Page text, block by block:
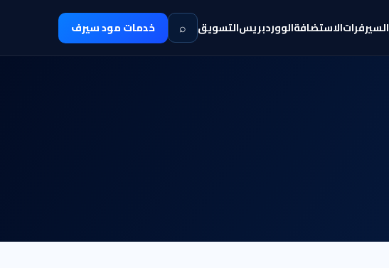
السيرفراتالاستضافةالووردبريسالتسويق ⌕ خدمات مود سيرف